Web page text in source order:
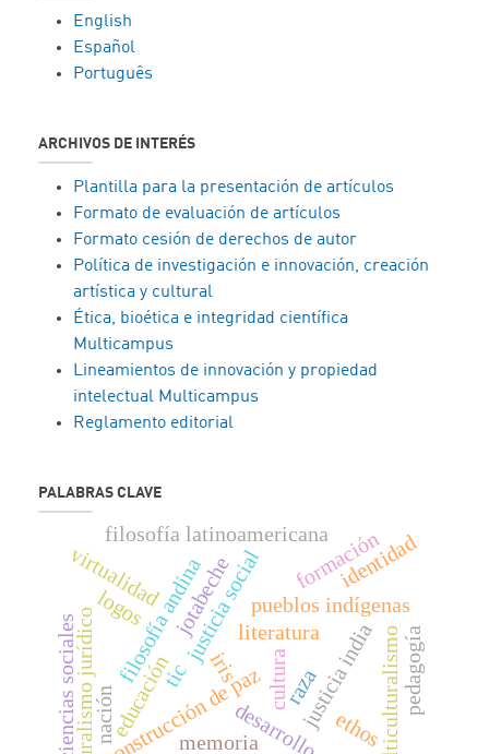
English
Español
Português
ARCHIVOS DE INTERÉS
Plantilla para la presentación de artículos
Formato de evaluación de artículos
Formato cesión de derechos de autor
Política de investigación e innovación, creación
artística y cultural
Ética, bioética e integridad científica
Multicampus
Lineamientos de innovación y propiedad
intelectual Multicampus
Reglamento editorial
PALABRAS CLAVE
construcción de paz
educación
justicia social
justicia india
pueblos indígenas
filosofía andina
filosofía lati­noamericana
multiculturalismo
pluralismo jurídico cultura
tic
desarrollo
memoria
virtualidad
ethos
ciencias sociales
jotabeche
iris raza
nación
literatura pedagogía
formación
identidad
logos